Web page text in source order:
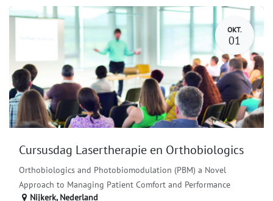
OKT.
01
Cursusdag Lasertherapie en Orthobiologics
Orthobiologics and Photobiomodulation (PBM) a Novel
Approach to Managing Patient Comfort and Performance
Nijkerk, Nederland